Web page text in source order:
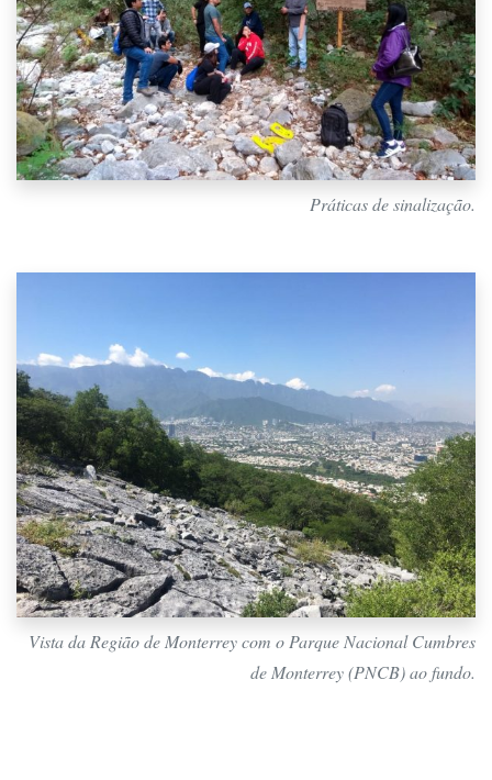
Práticas de sinalização.
Vista da Região de Monterrey com o Parque Nacional Cumbres
de Monterrey (PNCB) ao fundo.